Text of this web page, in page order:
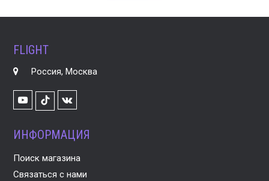
FLIGHT
Россия, Москва
YoutubeTikTok
VK
ИНФОРМАЦИЯ
Поиск магазина
Связаться с нами